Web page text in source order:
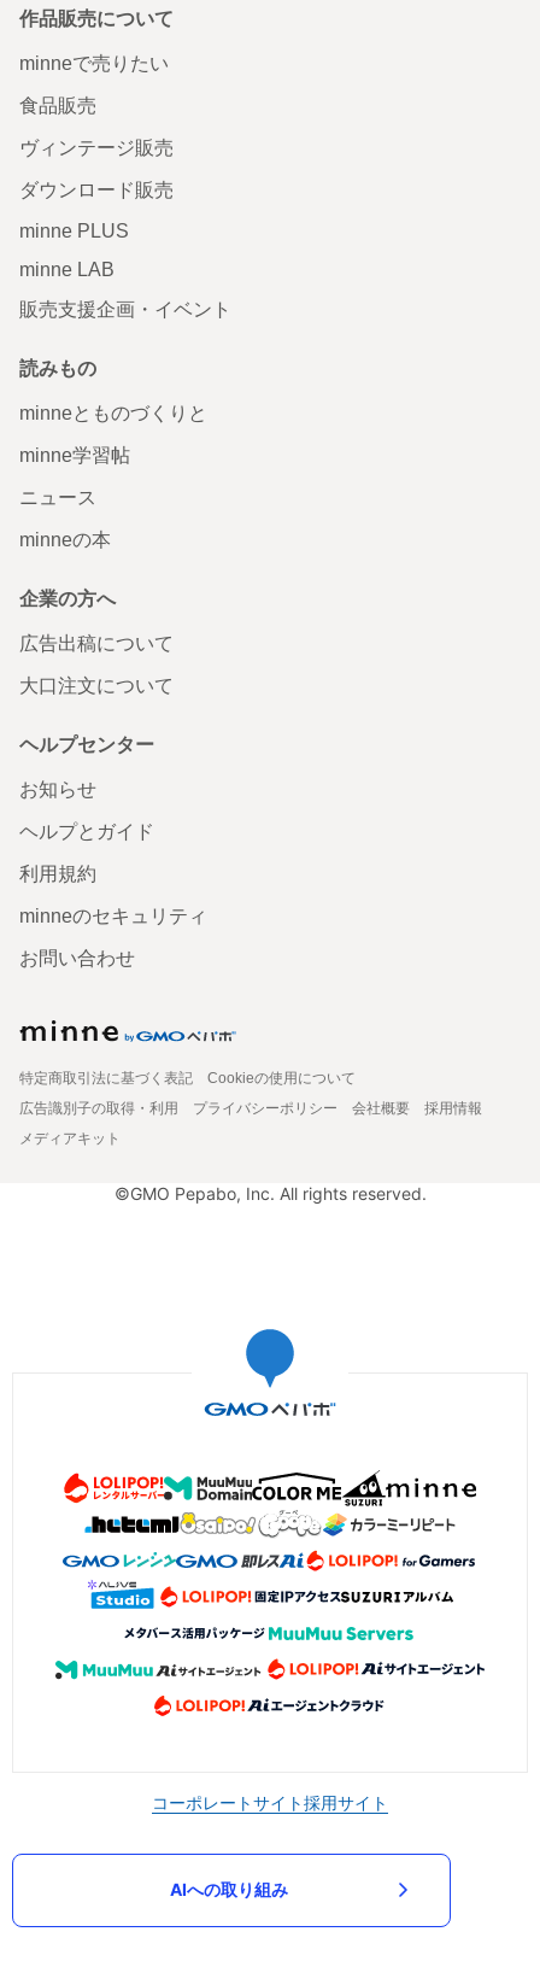
作品販売について
minneで売りたい
食品販売
ヴィンテージ販売
ダウンロード販売
minne PLUS
minne LAB
販売支援企画・イベント
読みもの
minneとものづくりと
minne学習帖
ニュース
minneの本
企業の方へ
広告出稿について
大口注文について
ヘルプセンター
お知らせ
ヘルプとガイド
利用規約
minneのセキュリティ
お問い合わせ
特定商取引法に基づく表記
Cookieの使用について
広告識別子の取得・利用
プライバシーポリシー 会社概要
採用情報
メディアキット
©GMO Pepabo, Inc. All rights reserved.
コーポレートサイト採用サイト
AIへの取り組み